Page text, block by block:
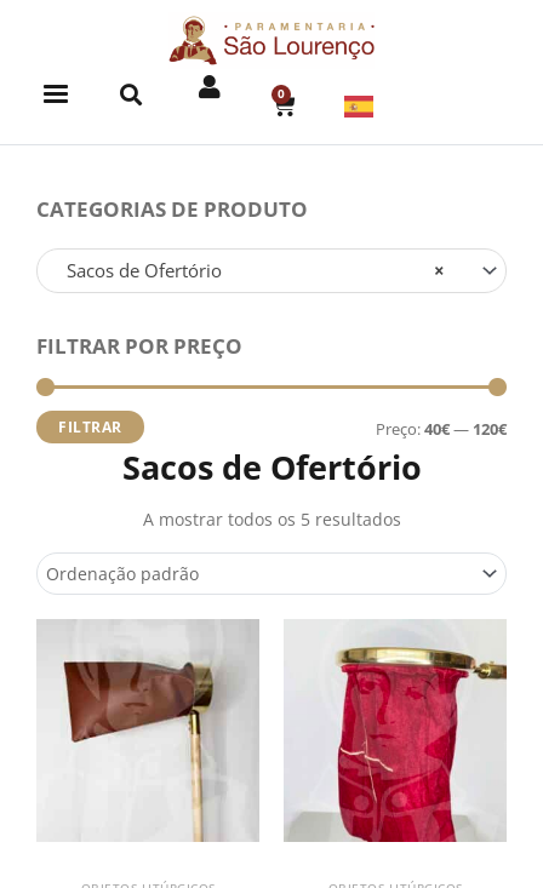
0
CART
CATEGORIAS DE PRODUTO
×
Sacos de Ofertório
FILTRAR POR PREÇO
FILTRAR Preço:40€— 120€
Sacos de Ofertório
A mostrar todos os 5 resultados